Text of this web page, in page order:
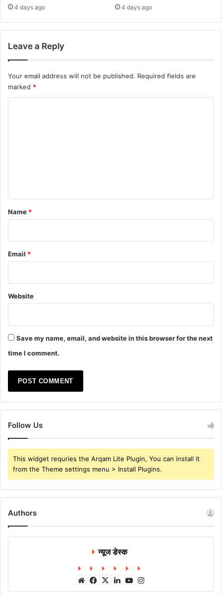
4 days ago 4 days ago
Leave a Reply
Your email address will not be published. Required fields are
marked *
*
Name *
Email *
Website
Save my name, email, and website in this browser for the next
time I comment.
Follow Us
This widget requries the Arqam Lite Plugin, You can install it
from the Theme settings menu > Install Plugins.
Authors
न्यूज डेस्क
WebsiteFacebook
X LinkedInYouTube